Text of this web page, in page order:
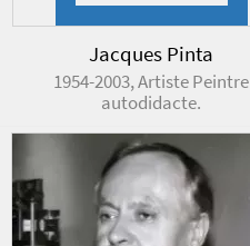
Jacques Pinta
1954-2003, Artiste Peintre
autodidacte.